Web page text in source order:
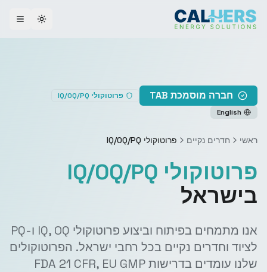
theme
חברה מוסמכת TAB
פרוטוקולי IQ/OQ/PQ
English
ראשי חדרים נקיים פרוטוקולי IQ/OQ/PQ
פרוטוקולי IQ/OQ/PQ
בישראל
אנו מתמחים בפיתוח וביצוע פרוטוקולי IQ, OQ ו-PQ
לציוד וחדרים נקיים בכל רחבי ישראל. הפרוטוקולים
שלנו עומדים בדרישות FDA 21 CFR, EU GMP